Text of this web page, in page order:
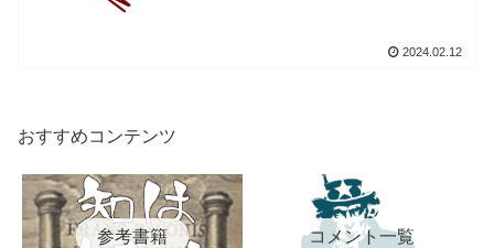
2024.02.12
おすすめコンテンツ
参考書籍 コメント一覧